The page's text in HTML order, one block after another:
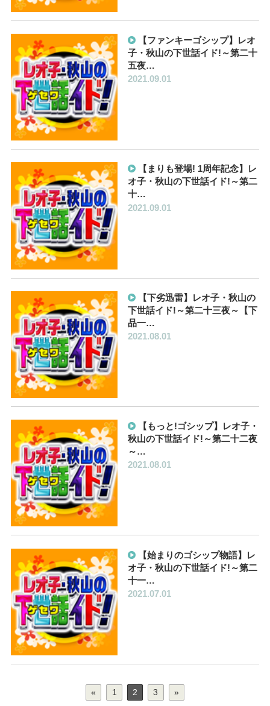
【ファンキーゴシップ】レオ
子・秋山の下世話イド!～第二十
五夜…
2021.09.01
【まりも登場! 1周年記念】レ
オ子・秋山の下世話イド!～第二
十…
2021.09.01
【下劣迅雷】レオ子・秋山の
下世話イド!～第二十三夜～【下
品一…
2021.08.01
【もっと!ゴシップ】レオ子・
秋山の下世話イド!～第二十二夜
～…
2021.08.01
【始まりのゴシップ物語】レ
オ子・秋山の下世話イド!～第二
十一…
2021.07.01
« 1 2 3 »